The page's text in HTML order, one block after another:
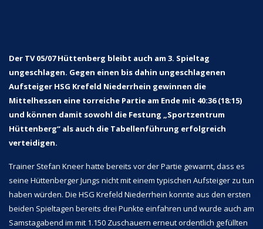
Der TV 05/07 Hüttenberg bleibt auch am 3. Spieltag
ungeschlagen. Gegen einen bis dahin ungeschlagenen
Aufsteiger HSG Krefeld Niederrhein gewinnen die
Mittelhessen eine torreiche Partie am Ende mit 40:36 (18:15)
und können damit sowohl die Festung „Sportzentrum
Hüttenberg“ als auch die Tabellenführung erfolgreich
verteidigen.
Trainer Stefan Kneer hatte bereits vor der Partie gewarnt, dass es
seine Hüttenberger Jungs nicht mit einem typischen Aufsteiger zu tun
haben würden. Die HSG Krefeld Niederrhein konnte aus den ersten
beiden Spieltagen bereits drei Punkte einfahren und wurde auch am
Samstagabend im mit 1.150 Zuschauern erneut ordentlich gefüllten